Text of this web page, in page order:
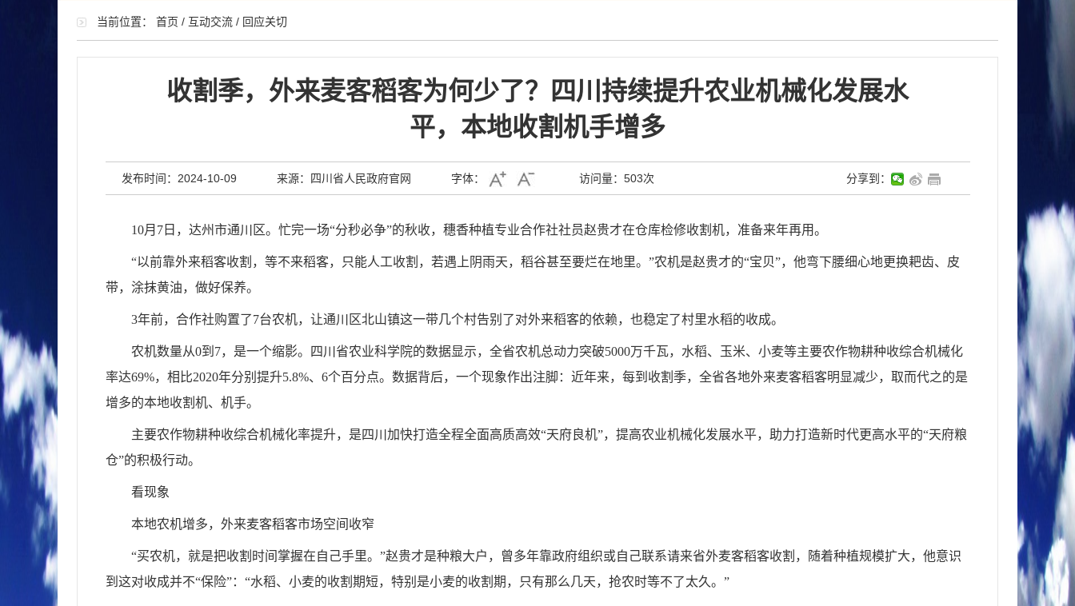
当前位置： 首页 / 互动交流 / 回应关切
收割季，外来麦客稻客为何少了？四川持续提升农业机械化发展水
平，本地收割机手增多
发布时间：2024-10-09 来源：四川省人民政府官网 字体： 访问量： 503次 分享到：
10月7日，达州市通川区。忙完一场“分秒必争”的秋收，穗香种植专业合作社社员赵贵才在仓库检修收割机，准备来年再用。
“以前靠外来稻客收割，等不来稻客，只能人工收割，若遇上阴雨天，稻谷甚至要烂在地里。”农机是赵贵才的“宝贝”，他弯下腰细心地更换耙齿、皮
带，涂抹黄油，做好保养。
3年前，合作社购置了7台农机，让通川区北山镇这一带几个村告别了对外来稻客的依赖，也稳定了村里水稻的收成。
农机数量从0到7，是一个缩影。四川省农业科学院的数据显示，全省农机总动力突破5000万千瓦，水稻、玉米、小麦等主要农作物耕种收综合机械化
率达69%，相比2020年分别提升5.8%、6个百分点。数据背后，一个现象作出注脚：近年来，每到收割季，全省各地外来麦客稻客明显减少，取而代之的是
增多的本地收割机、机手。
主要农作物耕种收综合机械化率提升，是四川加快打造全程全面高质高效“天府良机”，提高农业机械化发展水平，助力打造新时代更高水平的“天府粮
仓”的积极行动。
看现象
本地农机增多，外来麦客稻客市场空间收窄
“买农机，就是把收割时间掌握在自己手里。”赵贵才是种粮大户，曾多年靠政府组织或自己联系请来省外麦客稻客收割，随着种植规模扩大，他意识
到这对收成并不“保险”：“水稻、小麦的收割期短，特别是小麦的收割期，只有那么几天，抢农时等不了太久。”